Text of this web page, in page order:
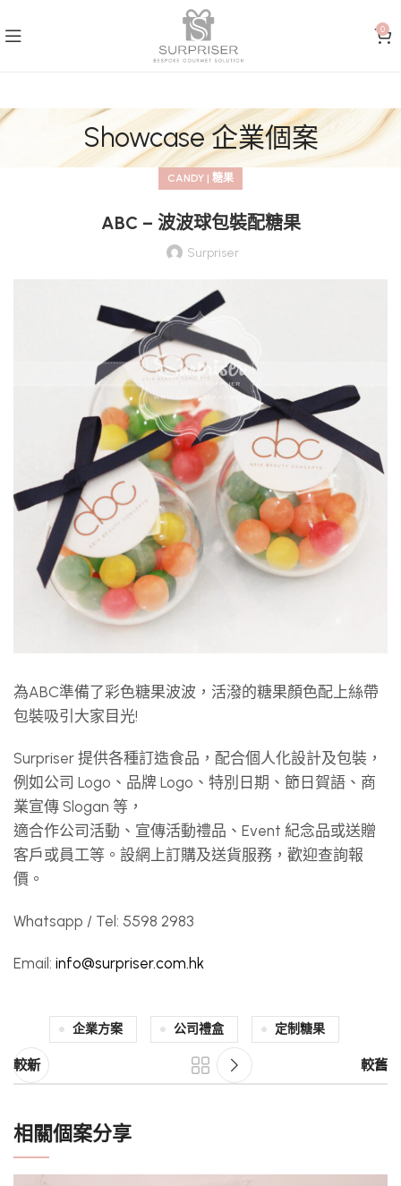
0
Showcase 企業個案
CANDY | 糖果
ABC – 波波球包裝配糖果
Surpriser
為ABC準備了彩色糖果波波，活潑的糖果顏色配上絲帶
包裝吸引大家目光!
Surpriser 提供各種訂造食品，配合個人化設計及包裝，
例如公司 Logo、品牌 Logo、特別日期、節日賀語、商
業宣傳 Slogan 等，
適合作公司活動、宣傳活動禮品、Event 紀念品或送贈
客戶或員工等。設網上訂購及送貨服務，歡迎查詢報
價。
Whatsapp / Tel: 5598 2983
Email: info@surpriser.com.hk
企業方案 公司禮盒 定制糖果
較新 較舊
相關個案分享